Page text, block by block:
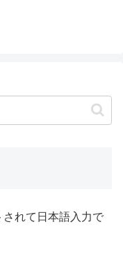
れて日本語入力で